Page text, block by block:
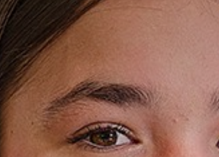
Begeleiding en ondersteuning
Talentontwikkeling
Stichting Carmelcollege
Werken bij Carmelcollege Emmen
Nieuws
Groep7&8
Opleidingen